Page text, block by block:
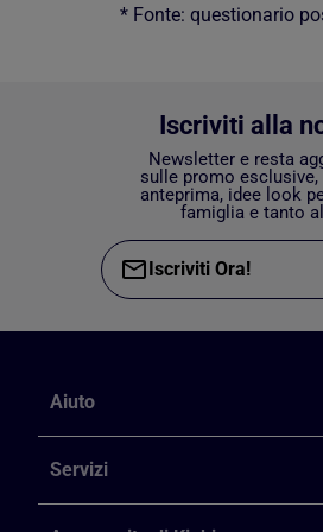
* Fonte: questionario
Iscriviti alla
Newsletter e resta
sulle promo
anteprima, idee look
famiglia e tanto
Iscriviti Ora!
Aiuto
Servizi